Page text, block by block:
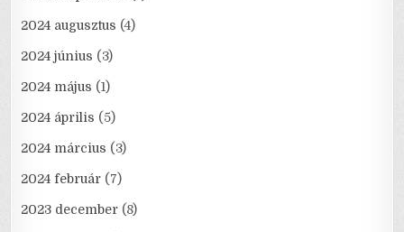
2024 augusztus (4)
2024 június (3)
2024 május (1)
2024 április (5)
2024 március (3)
2024 február (7)
2023 december (8)